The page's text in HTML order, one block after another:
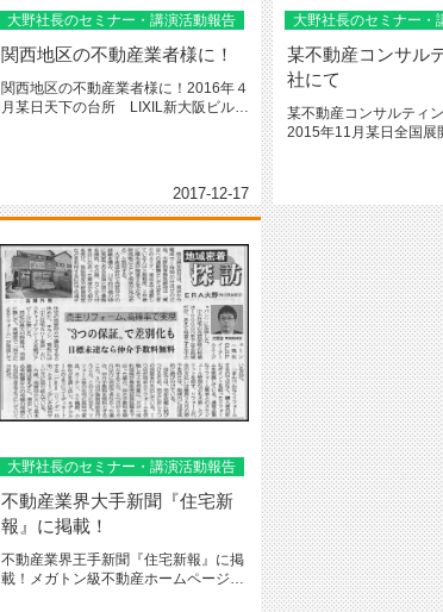
大野社長のセミナー・講演活動報告
関西地区の不動産業者様に！
関西地区の不動産業者様に！2016年４
月某日天下の台所 LIXIL新大阪ビルに
2017-12-17
大野社長のセミナー・
某不動産コンサル
社にて
某不動産コンサルティ
2015年11月某日全国展
大野社長のセミナー・講演活動報告
不動産業界大手新聞『住宅新
報』に掲載！
不動産業界王手新聞『住宅新報』に掲
載！メガトン級不動産ホームページを